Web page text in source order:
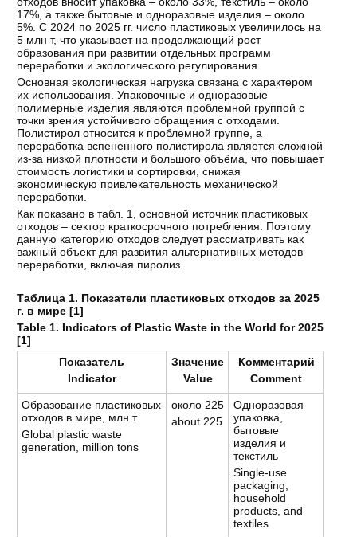
17%, а также бытовые и одноразовые изделия – около
5%. С 2024 по 2025 гг. число пластиковых увеличилось на
5 млн т, что указывает на продолжающий рост
образования при развитии отдельных программ
переработки и экологического регулирования.
Основная экологическая нагрузка связана с характером
их использования. Упаковочные и одноразовые
полимерные изделия являются проблемной группой с
точки зрения устойчивого обращения с отходами.
Полистирол относится к проблемной группе, а
переработка вспененного полистирола является сложной
из-за низкой плотности и большого объёма, что повышает
стоимость логистики и сортировки, снижая
экономическую привлекательность механической
переработки.
Как показано в табл. 1, основной источник пластиковых
отходов – сектор краткосрочного потребления. Поэтому
данную категорию отходов следует рассматривать как
важный объект для развития альтернативных методов
переработки, включая пиролиз.
Таблица 1. Показатели пластиковых отходов за 2025
г. в мире [1]
Table 1. Indicators of Plastic Waste in the World for 2025
[1]
Показатель
Indicator
Значение
Value
Комментарий
Comment
Образование пластиковых
отходов в мире, млн т
Global plastic waste
generation, million tons
около 225
about 225
Одноразовая
упаковка,
бытовые
изделия и
текстиль
Single-use
packaging,
household
products, and
textiles